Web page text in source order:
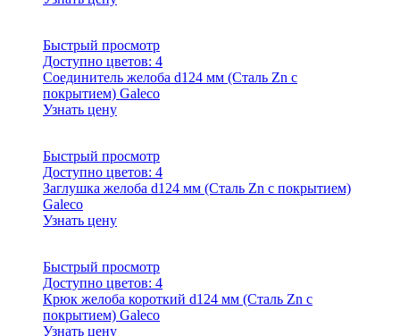
Быстрый просмотр
Доступно цветов: 4
Соединитель желоба d124 мм (Сталь Zn с
покрытием) Galeco
Узнать цену
Быстрый просмотр
Доступно цветов: 4
Заглушка желоба d124 мм (Сталь Zn с покрытием)
Galeco
Узнать цену
Быстрый просмотр
Доступно цветов: 4
Крюк желоба короткий d124 мм (Сталь Zn с
покрытием) Galeco
Узнать цену